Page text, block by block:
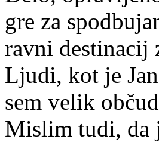
gre za
ravni destinacij
Ljudi, kot je
sem velik
Mislim tudi, da